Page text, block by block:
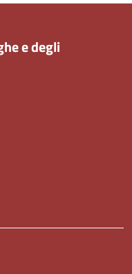
e degli